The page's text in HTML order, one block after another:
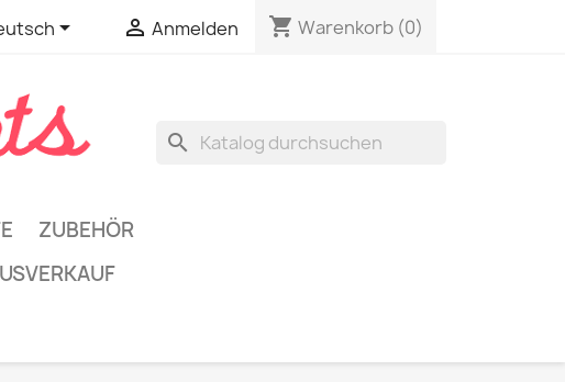
  Anmelden shopping_cart Warenkorb (0)
search
ZUBEHÖR